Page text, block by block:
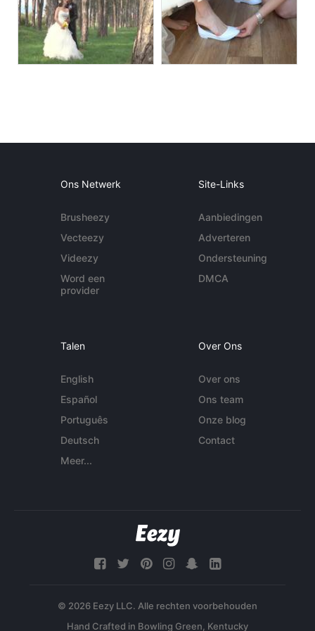
Ons Netwerk
Brusheezy
Vecteezy
Videezy
Word een
provider
Site-Links
Aanbiedingen
Adverteren
Ondersteuning
DMCA
Talen
English
Español
Português
Deutsch
Meer...
Over Ons
Over ons
Ons team
Onze blog
Contact
© 2026 Eezy LLC. Alle rechten voorbehouden